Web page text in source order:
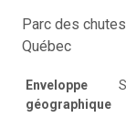
Parc des
Québec
Enveloppe
géographique